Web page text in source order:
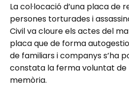
La col·locació d’una placa de
persones torturades i
Civil va cloure els actes del
placa que de forma
de familiars i companys s’ha
constata la ferma voluntat de
memòria.